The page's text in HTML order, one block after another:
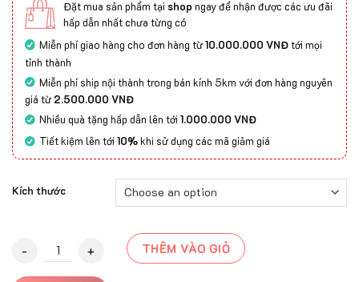
Đặt mua sản phẩm tại shop ngay để nhận được các ưu đãi
hấp dẫn nhất chưa từng có
Miễn phí giao hàng cho đơn hàng từ10.000.000 VNĐtới mọi
tỉnh thành
Miễn phí ship nội thành trong bán kính 5km với đơn hàng nguyên
giá từ 2.500.000 VNĐ
Nhiều quà tặng hấp dẫn lên tới1.000.000 VNĐ
Tiết kiệm lên tới10%khi sử dụng các mã giảm giá
Kích thước
Thảm Trải Sàn KURA-772 quantity
THÊM VÀO GIỎ